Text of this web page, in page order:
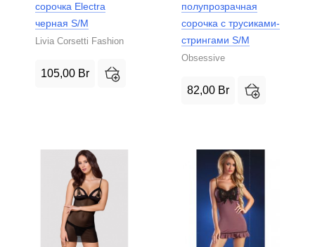
сорочка Electra
черная S/M
Livia Corsetti Fashion
105,00 Br
полупрозрачная
сорочка с трусиками-
стрингами S/M
Obsessive
82,00 Br